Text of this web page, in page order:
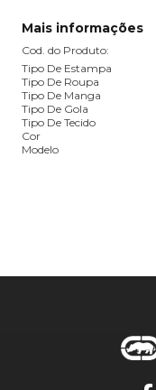
Mais informações
Cod. do Produto:
Tipo De Estampa
Tipo De Roupa
Tipo De Manga
Tipo De Gola
Tipo De Tecido
Cor
Modelo